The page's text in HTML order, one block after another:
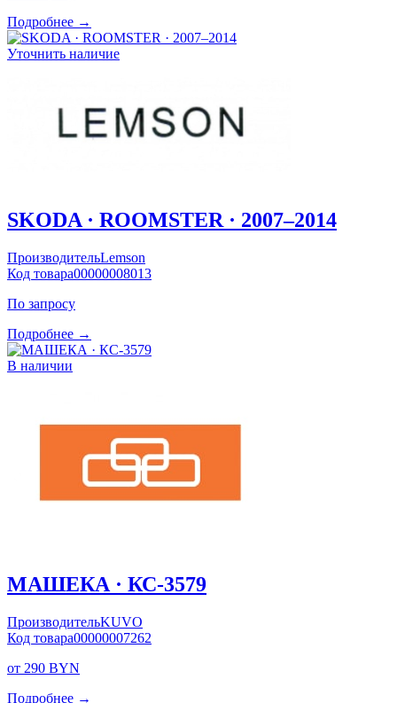
Подробнее →
Уточнить наличие
SKODA · ROOMSTER · 2007–2014
ПроизводительLemson
Код товара00000008013
По запросу
Подробнее →
В наличии
МАШЕКА · КС-3579
ПроизводительKUVO
Код товара00000007262
от 290 BYN
Подробнее →